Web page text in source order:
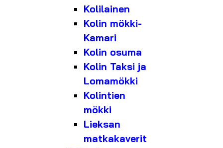
Kolilainen
Kolin mökki-
Kamari
Kolin osuma
Kolin Taksi ja
Lomamökki
Kolintien
mökki
Lieksan
matkakaverit